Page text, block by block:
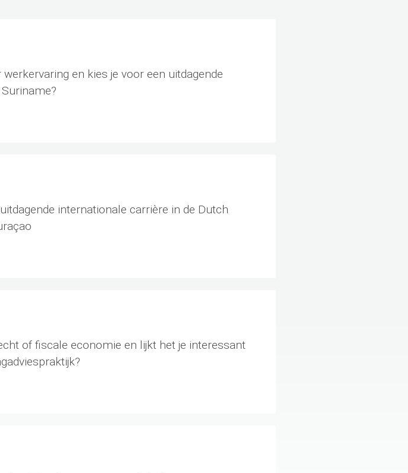
en kies je voor een uitdagende
internationale carrière in de Dutch
of fiscale economie en lijkt het je interessant